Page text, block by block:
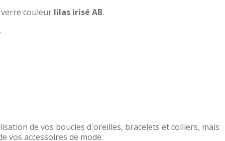
couleur lilas irisé AB.
de vos boucles d'oreilles, bracelets et colliers, mais
vos accessoires de mode.